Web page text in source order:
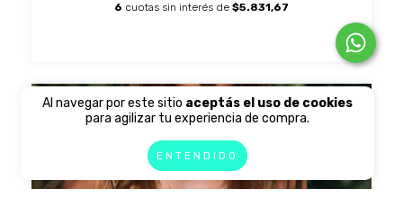
Al navegar por este sitio aceptás el uso de cookies
para agilizar tu experiencia de compra.
ENTENDIDO
6 cuotas sin interés de $5.831,67
SIN STOCK